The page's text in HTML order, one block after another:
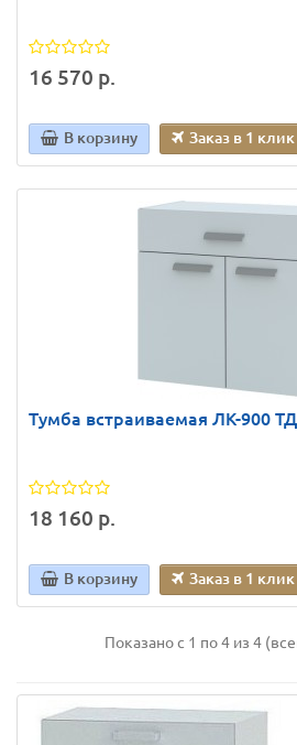
16 570 р.
В корзину Заказ в 1 клик
Тумба встраиваемая ЛК-900
18 160 р.
В корзину Заказ в 1 клик
Показано с 1 по 4 из 4